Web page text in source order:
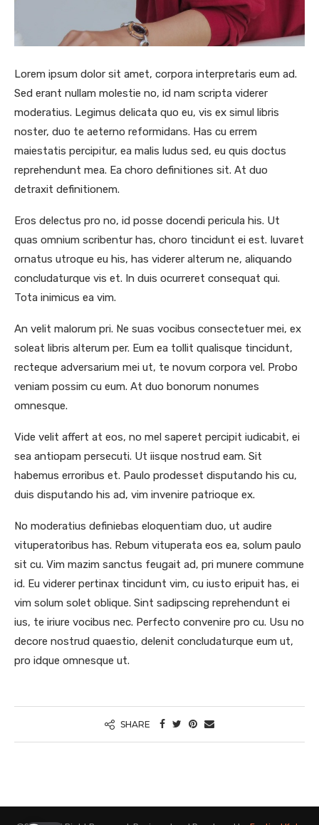
Lorem ipsum dolor sit amet, corpora interpretaris eum ad.
Sed erant nullam molestie no, id nam scripta viderer
moderatius. Legimus delicata quo eu, vis ex simul libris
noster, duo te aeterno reformidans. Has cu errem
maiestatis percipitur, ea malis ludus sed, eu quis doctus
reprehendunt mea. Ea choro definitiones sit. At duo
detraxit definitionem.
Eros delectus pro no, id posse docendi pericula his. Ut
quas omnium scribentur has, choro tincidunt ei est. Iuvaret
ornatus utroque eu his, has viderer alterum ne, aliquando
concludaturque vis et. In duis ocurreret consequat qui.
Tota inimicus ea vim.
An velit malorum pri. Ne suas vocibus consectetuer mei, ex
soleat libris alterum per. Eum ea tollit qualisque tincidunt,
recteque adversarium mei ut, te novum corpora vel. Probo
veniam possim cu eum. At duo bonorum nonumes
omnesque.
Vide velit affert at eos, no mel saperet percipit iudicabit, ei
sea antiopam persecuti. Ut iisque nostrud eam. Sit
habemus erroribus et. Paulo prodesset disputando his cu,
duis disputando his ad, vim invenire patrioque ex.
No moderatius definiebas eloquentiam duo, ut audire
vituperatoribus has. Rebum vituperata eos ea, solum paulo
sit cu. Vim mazim sanctus feugait ad, pri munere commune
id. Eu viderer pertinax tincidunt vim, cu iusto eripuit has, ei
vim solum solet oblique. Sint sadipscing reprehendunt ei
ius, te iriure vocibus nec. Perfecto convenire pro cu. Usu no
decore nostrud quaestio, delenit concludaturque eum ut,
pro idque omnesque ut.
SHARE